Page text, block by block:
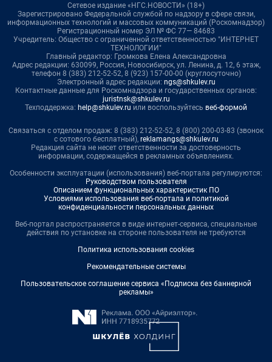
Сетевое издание «НГС.НОВОСТИ» (18+)
Зарегистрировано Федеральной службой по надзору в сфере связи,
информационных технологий и массовых коммуникаций (Роскомнадзор)
Регистрационный номер ЭЛ № ФС 77— 84683
Учредитель: Общество с ограниченной ответственностью "ИНТЕРНЕТ
ТЕХНОЛОГИИ"
Главный редактор: Громкова Елена Александровна
Адрес редакции: 630099, Россия, Новосибирск, ул. Ленина, д. 12, 6 этаж,
телефон 8 (383) 212-52-52, 8 (923) 157-00-00 (круглосуточно)
Электронный адрес редакции: ngs@shkulev.ru
Контактные данные для Роскомнадзора и государственных органов:
juristnsk@shkulev.ru
Техподдержка: help@shkulev.ru или воспользуйтесь веб-формой
Связаться с отделом продаж: 8 (383) 212-52-52, 8 (800) 200-03-83 (звонок
с сотового бесплатный), reklamangs@shkulev.ru
Редакция сайта не несет ответственности за достоверность
информации, содержащейся в рекламных объявлениях.
Особенности эксплуатации (использования) веб-портала регулируются:
Руководством пользователя
Описанием функциональных характеристик ПО
Условиями использования веб-портала и политикой
конфиденциальности персональных данных
Веб-портал распространяется в виде интернет-сервиса, специальные
действия по установке на стороне пользователя не требуются
Политика использования cookies
Рекомендательные системы
Пользовательское соглашение сервиса «Подписка без баннерной
рекламы»